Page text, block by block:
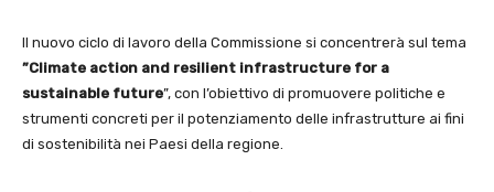
Il nuovo ciclo di lavoro della Commissione si concentrerà sul tema
”Climate action and resilient infrastructure for a
sustainable future”, con l’obiettivo di promuovere politiche e
strumenti concreti per il potenziamento delle infrastrutture ai fini
di sostenibilità nei Paesi della regione.